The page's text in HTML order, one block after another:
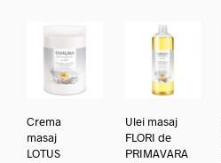
Crema
masaj
LOTUS
Ulei masaj
FLORI de
PRIMAVARA